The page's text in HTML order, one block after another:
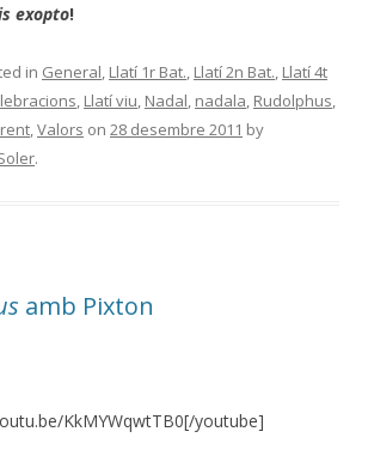
exopto!
in General, Llatí 1r Bat., Llatí 2n Bat., Llatí 4t
, Llatí viu, Nadal, nadala, Rudolphus,
,Valors on 28 desembre 2011 by
.
amb Pixton
KkMYWqwtTB0[/youtube]